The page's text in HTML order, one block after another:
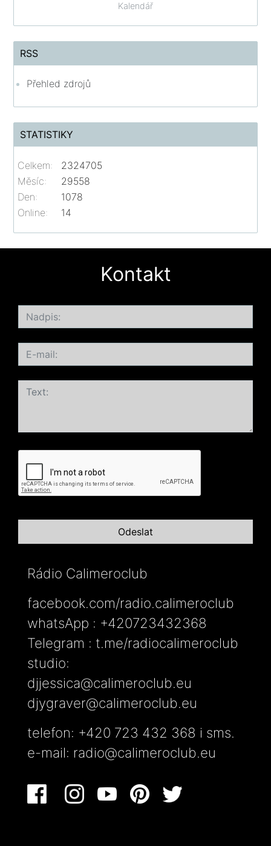
Kalendář
RSS
Přehled zdrojů
STATISTIKY
Online: 14
Celkem:
2324705
Měsíc:
29558
Den:
1078
Kontakt
Rádio Calimeroclub
facebook.com/radio.calimeroclub
whatsApp : +420723432368
Telegram : t.me/radiocalimeroclub
studio:
djjessica@calimeroclub.eu
djygraver@calimeroclub.eu
telefon: +420 723 432 368 i sms.
e-mail: radio@calimeroclub.eu